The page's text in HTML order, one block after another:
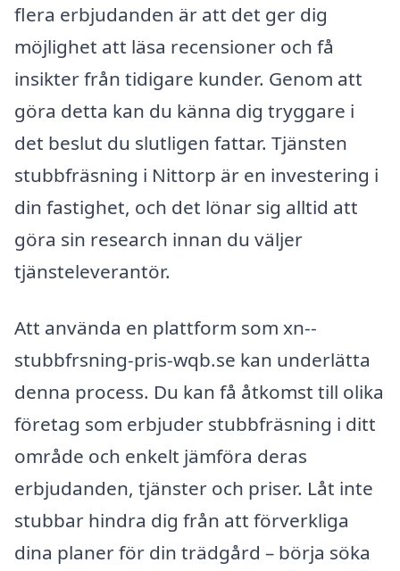
flera erbjudanden är att det ger dig
möjlighet att läsa recensioner och få
insikter från tidigare kunder. Genom att
göra detta kan du känna dig tryggare i
det beslut du slutligen fattar. Tjänsten
stubbfräsning i Nittorp är en investering i
din fastighet, och det lönar sig alltid att
göra sin research innan du väljer
tjänsteleverantör.
Att använda en plattform som xn--
stubbfrsning-pris-wqb.se kan underlätta
denna process. Du kan få åtkomst till olika
företag som erbjuder stubbfräsning i ditt
område och enkelt jämföra deras
erbjudanden, tjänster och priser. Låt inte
stubbar hindra dig från att förverkliga
dina planer för din trädgård – börja söka